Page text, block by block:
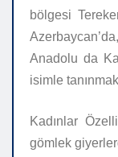
bölgesi
Anadolu da
isimle
Kadınlar
gömlek